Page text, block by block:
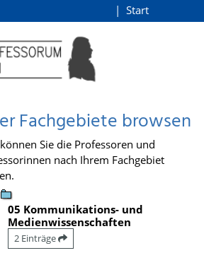
Start
Fachgebiete browsen
Sie die Professoren und
nach Ihrem Fachgebiet
05 Kommunikations- und
Medienwissenschaften
2 Einträge